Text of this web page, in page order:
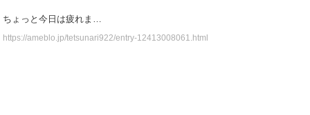
ちょっと今日は疲れま…
https://ameblo.jp/tetsunari922/entry-12413008061.html